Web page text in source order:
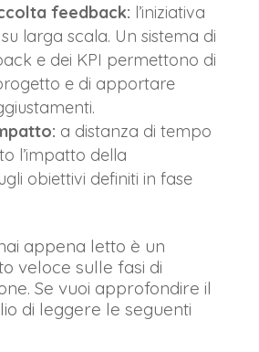
feedback: l’iniziativa
larga scala. Un sistema di
e dei KPI permettono di
e di apportare
a distanza di tempo
l’impatto della
obiettivi definiti in fase
appena letto è un
veloce sulle fasi di
Se vuoi approfondire il
di leggere le seguenti